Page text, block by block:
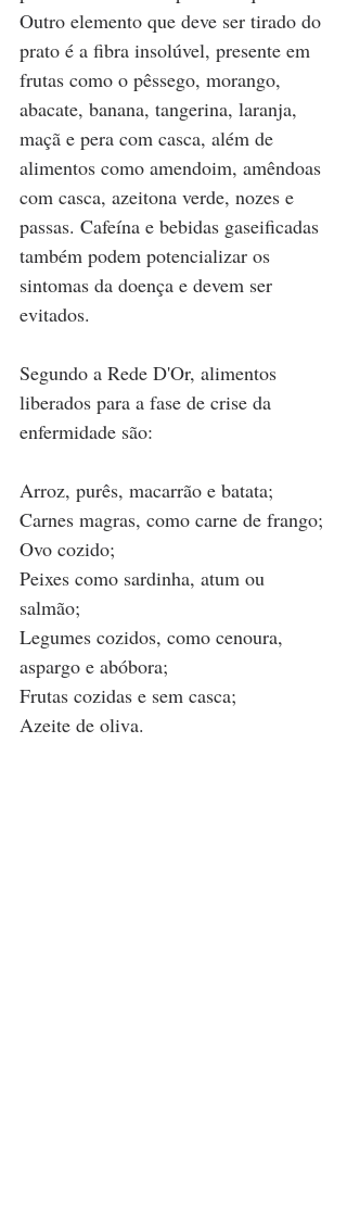
Outro elemento que deve ser tirado do
prato é a fibra insolúvel, presente em
frutas como o pêssego, morango,
abacate, banana, tangerina, laranja,
maçã e pera com casca, além de
alimentos como amendoim, amêndoas
com casca, azeitona verde, nozes e
passas. Cafeína e bebidas gaseificadas
também podem potencializar os
sintomas da doença e devem ser
evitados.
Segundo a Rede D'Or, alimentos
liberados para a fase de crise da
enfermidade são:
Arroz, purês, macarrão e batata;
Carnes magras, como carne de frango;
Ovo cozido;
Peixes como sardinha, atum ou
salmão;
Legumes cozidos, como cenoura,
aspargo e abóbora;
Frutas cozidas e sem casca;
Azeite de oliva.